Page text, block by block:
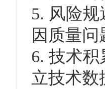
5. 风险
因质量
6. 技术
立技术数